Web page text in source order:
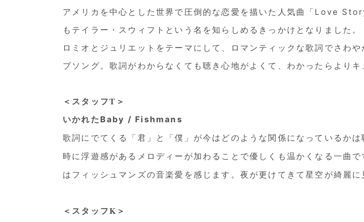
アメリカを中心とした世界で圧倒的な恋愛を描いた人気曲「Love
もテイラー・スウィフトという名を知らしめるきっかけとなりました。
ロミオとジュリエットをテーマにして、ロマンティックな歌詞でさわ
ブソング。歌詞がわからなくても聴き心地がよくて、わかったらよりキ
＜スタッフT＞
いかれたBaby / Fishmans
歌詞にでてくる「君」と「僕」が今はどのような関係になっているか
時に浮遊感があるメロディーが加わることで優しくも温かくなる一曲
はフィッシュマンズの音楽愛を感じます。夜が更けてきて星空が綺麗
＜スタッフK＞